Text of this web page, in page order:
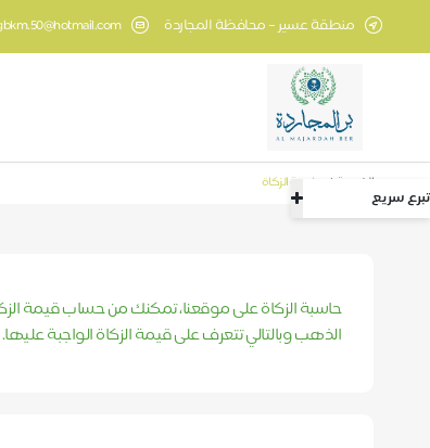
تبرع سريع
منطقة عسير – محافظة المجاردة
الرئيسية حاسبة الزكاة
حاسبة الزكاة على موقعنا، تمكنك من حساب قيمة
الذهب وبالتالي تتعرف على قيمة الزكاة الواجبة